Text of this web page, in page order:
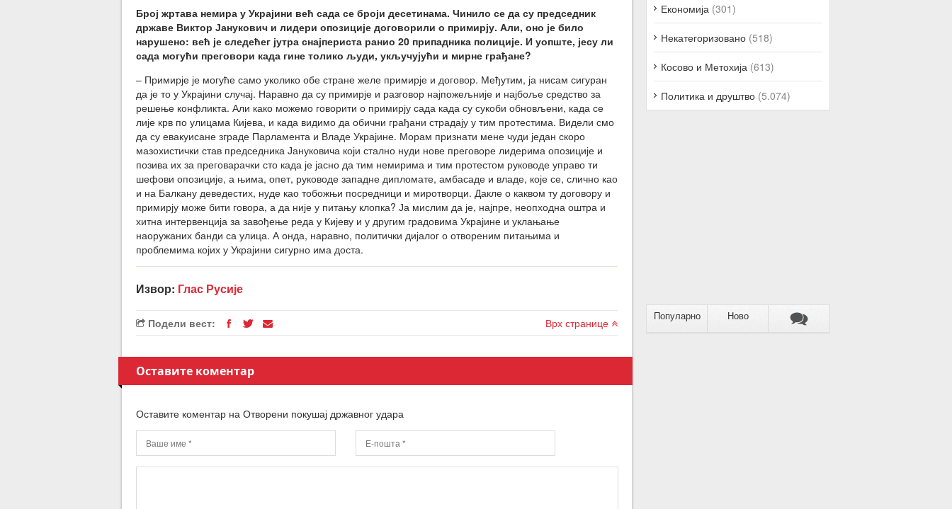
Број жртава немира у Украјини већ сада се броји десетинама. Чинило се да су председник
државе Виктор Јанукович и лидери опозиције договорили о примирју. Али, оно је било
нарушено: већ је следећег јутра снајпериста ранио 20 припадника полиције. И уопште, јесу ли
сада могући преговори када гине толико људи, укључујући и мирне грађане?
– Примирје је могуће само уколико обе стране желе примирје и договор. Међутим, ја нисам сигуран
да је то у Украјини случај. Наравно да су примирје и разговор најпожељније и најбоље средство за
решење конфликта. Али како можемо говорити о примирју сада када су сукоби обновљени, када се
лије крв по улицама Кијева, и када видимо да обични грађани страдају у тим протестима. Видели смо
да су евакуисане зграде Парламента и Владе Украјине. Морам признати мене чуди један скоро
мазохистички став председника Јануковича који стално нуди нове преговоре лидерима опозиције и
позива их за преговарачки сто када је јасно да тим немирима и тим протестом руководе управо ти
шефови опозиције, а њима, опет, руководе западне дипломате, амбасаде и владе, које се, слично као
и на Балкану деведестих, нуде као тобожњи посредници и миротворци. Дакле о каквом ту договору и
примирју може бити говора, а да није у питању клопка? Ја мислим да је, најпре, неопходна оштра и
хитна интервенција за завођење реда у Кијеву и у другим градовима Украјине и уклањање
наоружаних банди са улица. А онда, наравно, политички дијалог о отвореним питањима и
проблемима којих у Украјини сигурно има доста.
Извор: Глас Русије
Подели вест: Врх странице
Оставите коментар
Оставите коментар на Отворени покушај државног удара
Економија (301)
Некатегоризовано (518)
Косово и Метохија (613)
Политика и друштво (5.074)
Популарно Ново